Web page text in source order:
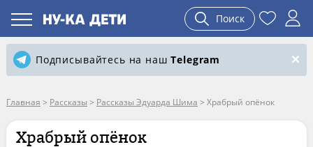
Поиск
Подписывайтесь на нашTelegram
Главная > Рассказы > Рассказы Эдуарда Шима > Храбрый опёнок
Храбрый опёнок